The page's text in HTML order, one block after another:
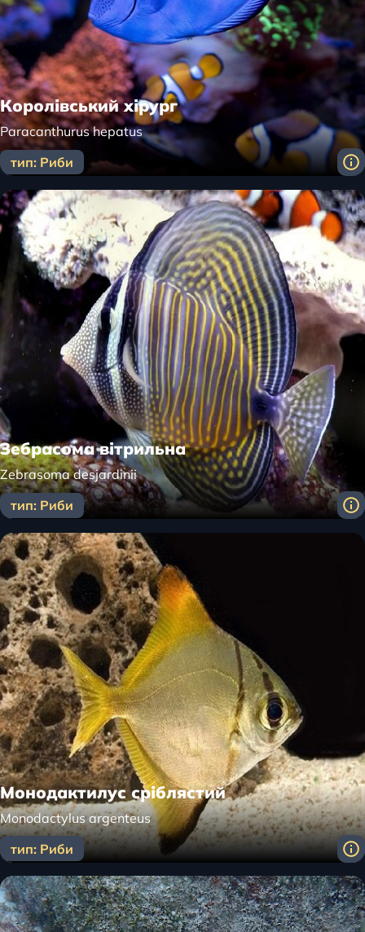
Королівський хірург
Paracanthurus hepatus
тип: Риби
Зебрасома вітрильна
Zebrasoma desjardinii
тип: Риби
Монодактилус сріблястий
Monodactylus argenteus
тип: Риби